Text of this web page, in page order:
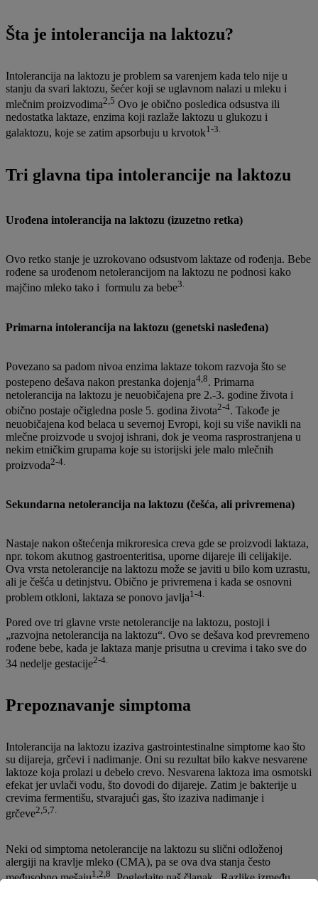
Šta je intolerancija na laktozu?
Intolerancija na laktozu je problem sa varenjem kada telo nije u
stanju da svari laktozu, šećer koji se uglavnom nalazi u mleku i
mlečnim proizvodima2,5 Ovo je obično posledica odsustva ili
nedostatka laktaze, enzima koji razlaže laktozu u glukozu i
galaktozu, koje se zatim apsorbuju u krvotok1-3.
Tri glavna tipa intolerancije na laktozu
Urođena intolerancija na laktozu (izuzetno retka)
Ovo retko stanje je uzrokovano odsustvom laktaze od rođenja. Bebe
rođene sa urođenom netolerancijom na laktozu ne podnosi kako
majčino mleko tako i formulu za bebe3.
Primarna intolerancija na laktozu (genetski nasleđena)
Povezano sa padom nivoa enzima laktaze tokom razvoja što se
postepeno dešava nakon prestanka dojenja4,8. Primarna
netolerancija na laktozu je neuobičajena pre 2.-3. godine života i
obično postaje očigledna posle 5. godina života2-4. Takođe je
neuobičajena kod belaca u severnoj Evropi, koji su više navikli na
mlečne proizvode u svojoj ishrani, dok je veoma rasprostranjena u
nekim etničkim grupama koje su istorijski jele malo mlečnih
proizvoda2-4.
Sekundarna netolerancija na laktozu (češća, ali privremena)
Nastaje nakon oštećenja mikroresica creva gde se proizvodi laktaza,
npr. tokom akutnog gastroenteritisa, uporne dijareje ili celijakije.
Ova vrsta netolerancije na laktozu može se javiti u bilo kom uzrastu,
ali je češća u detinjstvu. Obično je privremena i kada se osnovni
problem otkloni, laktaza se ponovo javlja1-4.
Pored ove tri glavne vrste netolerancije na laktozu, postoji i
„razvojna netolerancija na laktozu“. Ovo se dešava kod prevremeno
rođene bebe, kada je laktaza manje prisutna u crevima i tako sve do
34 nedelje gestacije2-4.
Prepoznavanje simptoma
Intolerancija na laktozu izaziva gastrointestinalne simptome kao što
su dijareja, grčevi i nadimanje. Oni su rezultat bilo kakve nesvarene
laktoze koja prolazi u debelo crevo. Nesvarena laktoza ima osmotski
efekat jer uvlači vodu, što dovodi do dijareje. Zatim je bakterije u
crevima fermentišu, stvarajući gas, što izaziva nadimanje i
grčeve2,5,7.
Neki od simptoma netolerancije na laktozu su slični odloženoj
alergiji na kravlje mleko (CMA), pa se ova dva stanja često
međusobno mešaju1,2,8. Pogledajte naš članak „Razlike između